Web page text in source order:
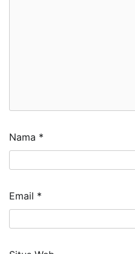
Nama *
Email *